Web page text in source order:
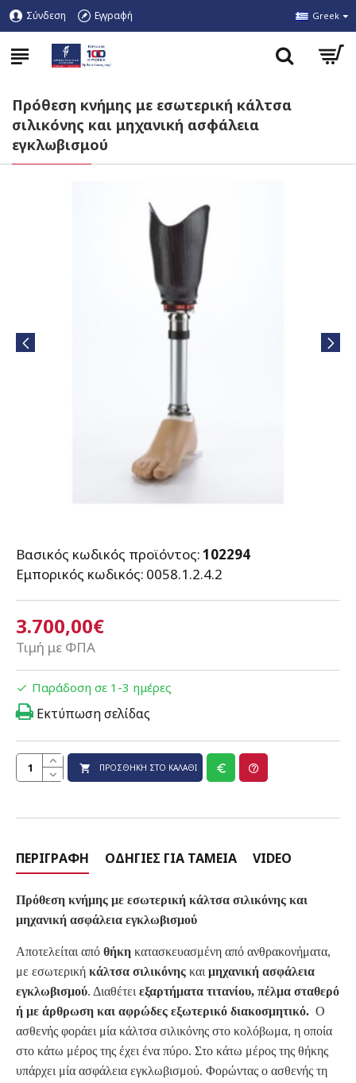
Σύνδεση Εγγραφή Greek
Πρόθεση κνήμης με εσωτερική κάλτσα
σιλικόνης και μηχανική ασφάλεια
εγκλωβισμού
3.700,00€
Τιμή με ΦΠΑ
Βασικός κωδικός προϊόντος:102294
Εμπορικός κωδικός: 0058.1.2.4.2
Παράδοση σε 1-3 ημέρες
ΠΡΟΣΘΉΚΗ ΣΤΟ ΚΑΛΆΘΙ
Εκτύπωση σελίδας
ΠΕΡΙΓΡΑΦΉ ΟΔΗΓΊΕΣ ΓΙΑ ΤΑΜΕΊΑ VIDEO
Πρόθεση κνήμης με εσωτερική κάλτσα σιλικόνης και
μηχανική ασφάλεια εγκλωβισμού
Αποτελείται από θήκη κατασκευασμένη από ανθρακονήματα,
με εσωτερική κάλτσα σιλικόνης και μηχανική ασφάλεια
εγκλωβισμού. Διαθέτει εξαρτήματα τιτανίου, πέλμα σταθερό
ή με άρθρωση και αφρώδες εξωτερικό διακοσμητικό. Ο
ασθενής φοράει μία κάλτσα σιλικόνης στο κολόβωμα, η οποία
στο κάτω μέρος της έχει ένα πύρο. Στο κάτω μέρος της θήκης
υπάρχει μία ασφάλεια εγκλωβισμού. Φορώντας ο ασθενής τη